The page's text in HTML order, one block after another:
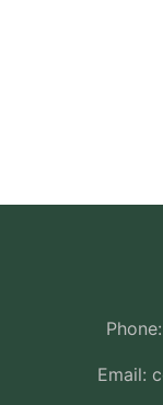
Email: